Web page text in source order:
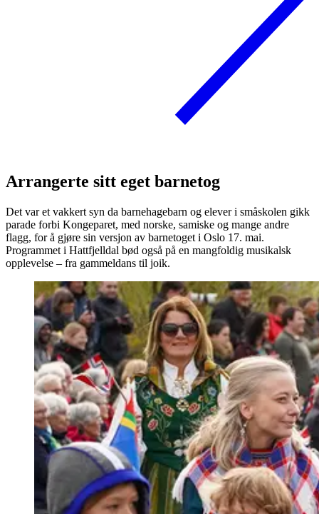
Arrangerte sitt eget barnetog
Det var et vakkert syn da barnehagebarn og elever i småskolen gikk
parade forbi Kongeparet, med norske, samiske og mange andre
flagg, for å gjøre sin versjon av barnetoget i Oslo 17. mai.
Programmet i Hattfjelldal bød også på en mangfoldig musikalsk
opplevelse – fra gammeldans til joik.